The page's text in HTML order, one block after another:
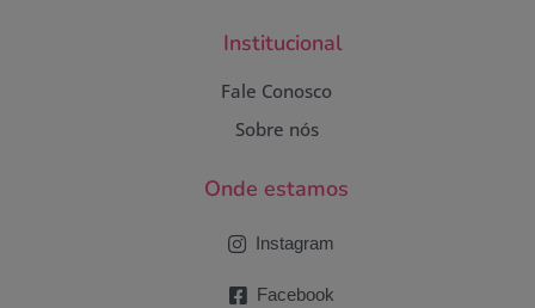
Institucional
Fale Conosco
Sobre nós
Onde estamos
Instagram
Facebook